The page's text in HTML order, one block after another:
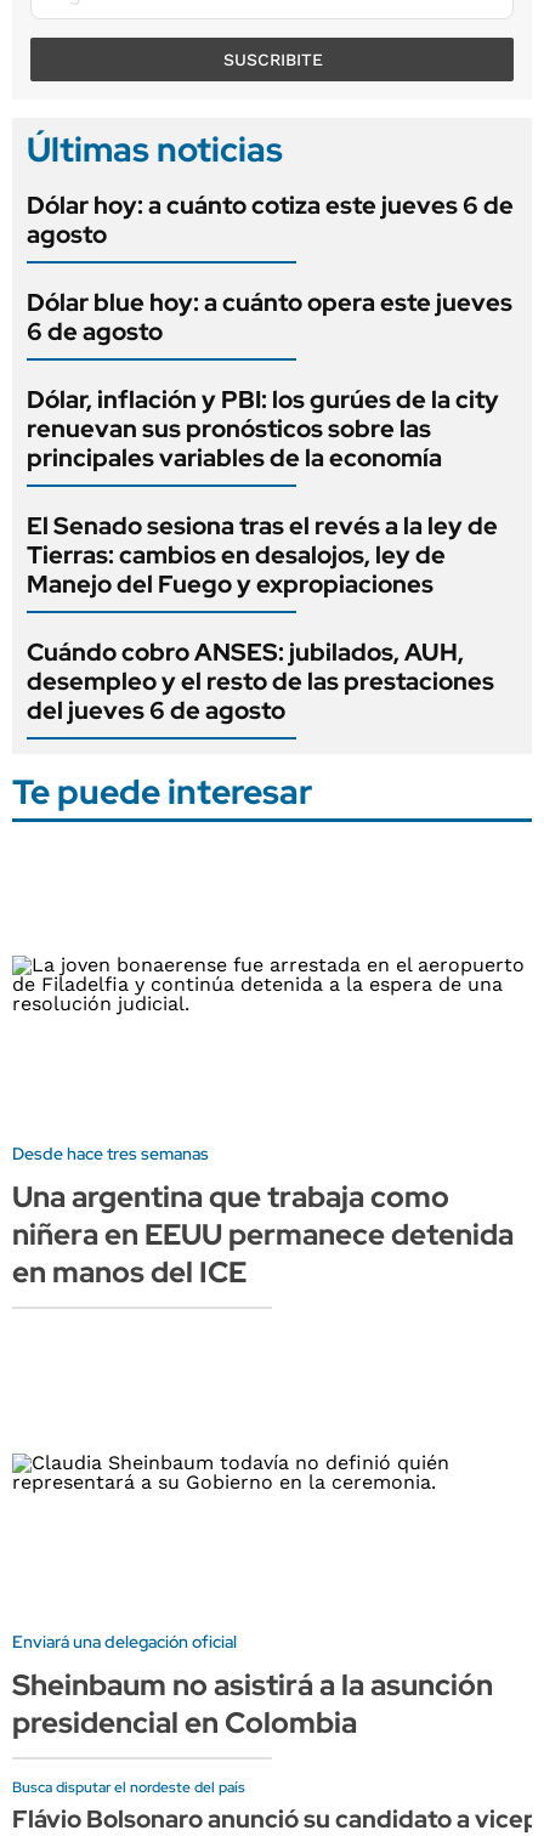
SUSCRIBITE
Últimas noticias
Dólar hoy: a cuánto cotiza este jueves 6 de
agosto
Dólar blue hoy: a cuánto opera este jueves
6 de agosto
Dólar, inflación y PBI: los gurúes de la city
renuevan sus pronósticos sobre las
principales variables de la economía
El Senado sesiona tras el revés a la ley de
Tierras: cambios en desalojos, ley de
Manejo del Fuego y expropiaciones
Cuándo cobro ANSES: jubilados, AUH,
desempleo y el resto de las prestaciones
del jueves 6 de agosto
Te puede interesar
Desde hace tres semanas
Una argentina que trabaja como
niñera en EEUU permanece detenida
en manos del ICE
Enviará una delegación oficial
Sheinbaum no asistirá a la asunción
presidencial en Colombia
Busca disputar el nordeste del país
Flávio Bolsonaro anunció su candidato a